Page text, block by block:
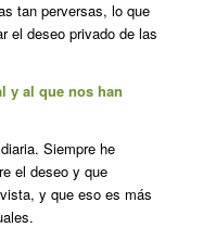
tan perversas, lo que
el deseo privado de las
y al que nos han
Siempre he
el deseo y que
y que eso es más